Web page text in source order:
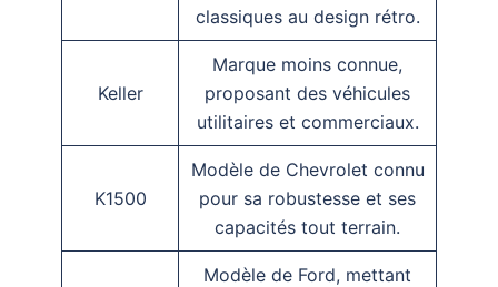
classiques au design rétro.
Keller
Marque moins connue,
proposant des véhicules
utilitaires et commerciaux.
K1500
Modèle de Chevrolet connu
pour sa robustesse et ses
capacités tout terrain.
Modèle de Ford, mettant